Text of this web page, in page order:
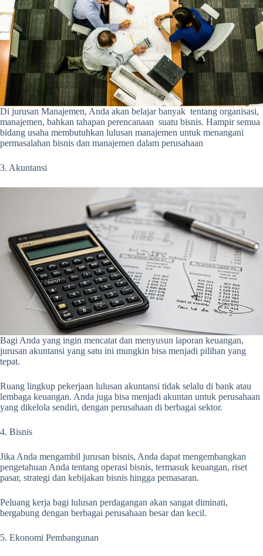
Di jurusan Manajemen, Anda akan belajar banyak tentang organisasi,
manajemen, bahkan tahapan perencanaan suatu bisnis. Hampir semua
bidang usaha membutuhkan lulusan manajemen untuk menangani
permasalahan bisnis dan manajemen dalam perusahaan
3. Akuntansi
Bagi Anda yang ingin mencatat dan menyusun laporan keuangan,
jurusan akuntansi yang satu ini mungkin bisa menjadi pilihan yang
tepat.
Ruang lingkup pekerjaan lulusan akuntansi tidak selalu di bank atau
lembaga keuangan. Anda juga bisa menjadi akuntan untuk perusahaan
yang dikelola sendiri, dengan perusahaan di berbagai sektor.
4. Bisnis
Jika Anda mengambil jurusan bisnis, Anda dapat mengembangkan
pengetahuan Anda tentang operasi bisnis, termasuk keuangan, riset
pasar, strategi dan kebijakan bisnis hingga pemasaran.
Peluang kerja bagi lulusan perdagangan akan sangat diminati,
bergabung dengan berbagai perusahaan besar dan kecil.
5. Ekonomi Pembangunan